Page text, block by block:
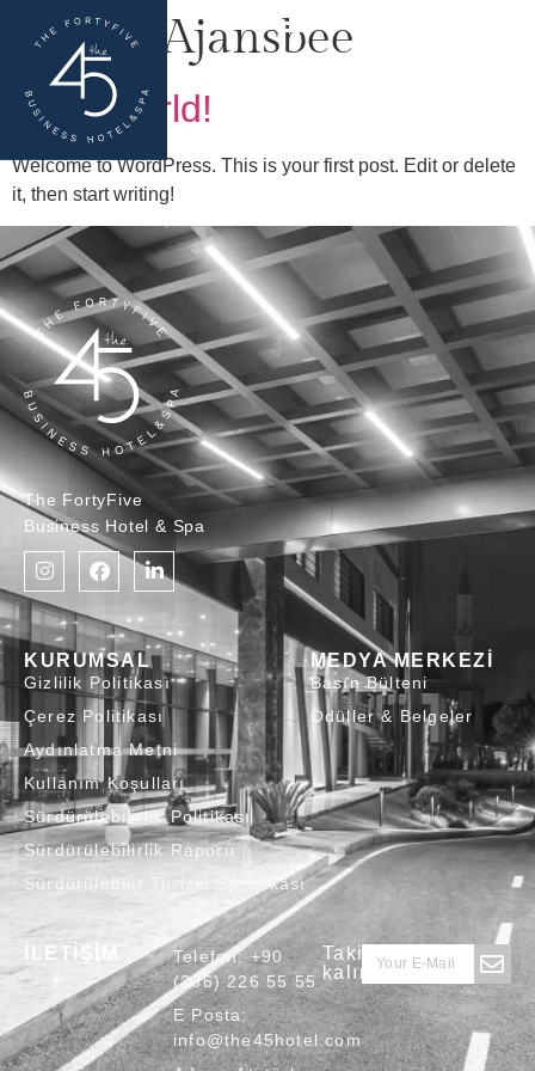
Yazar: Ajansbee
Hello world!
Welcome to WordPress. This is your first post. Edit or delete
it, then start writing!
The FortyFive
Business Hotel & Spa
KURUMSAL
Gizlilik Politikası
Çerez Politikası
Aydınlatma Metni
Kullanım Koşulları
Sürdürülebilirlik Politikası
Sürdürülebilirlik Raporu
Sürdürülebilir Turizm Sertifikası
MEDYA MERKEZİ
Basın Bülteni
Ödüller & Belgeler
İLETİŞİM Telefon:+90
(236) 226 55 55
E Posta:
info@the45hotel.com
Takipte
kalın